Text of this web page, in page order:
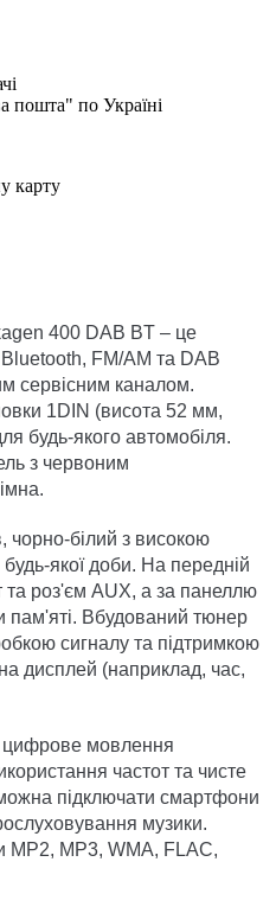
пошта" по Україні
карту
400 DAB BT – це
FM/AM та DAB
сервісним каналом.
1DIN (висота 52 мм,
будь-якого автомобіля.
з червоним
чорно-білий з високою
будь-якої доби. На передній
та роз'єм AUX, а за панеллю
пам'яті. Вбудований тюнер
сигналу та підтримкою
дисплей (наприклад, час,
цифрове мовлення
частот та чисте
підключати смартфони
музики.
MP2, MP3, WMA, FLAC,